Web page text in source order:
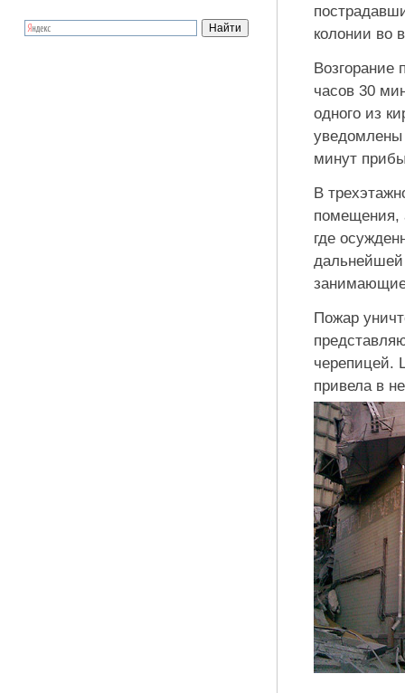
колонии во
Возгорание
часов 30
одного из
уведомлены
минут
В
помещения,
где
дальнейшей
Пожар
черепицей.
привела в